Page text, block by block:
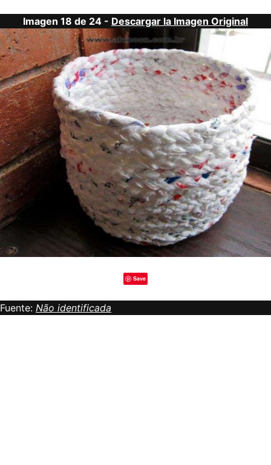
Imagen 18 de 24 - Descargar la Imagen Original
Save
Fuente: Não identificada